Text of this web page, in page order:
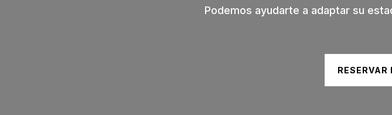
Podemos ayudarte a adaptar su